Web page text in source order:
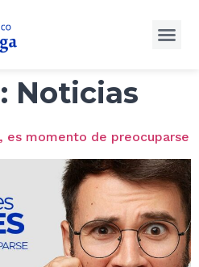
Noticias
es momento de preocuparse